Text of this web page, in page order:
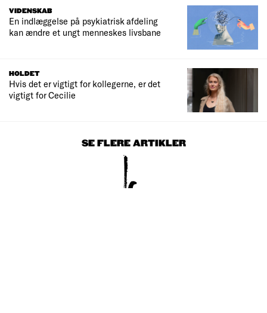
VIDENSKAB
En indlæggelse på psykiatrisk afdeling
kan ændre et ungt menneskes livsbane
HOLDET
Hvis det er vigtigt for kollegerne, er det
vigtigt for Cecilie
SE FLERE ARTIKLER